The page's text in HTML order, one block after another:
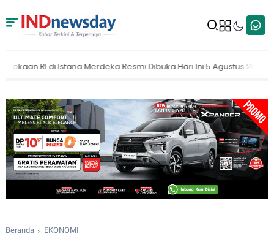
Resmi Dibuka Hari Ini 5 Agustus 2026 MAKI Dorong KPK Buka
Beranda EKONOMI